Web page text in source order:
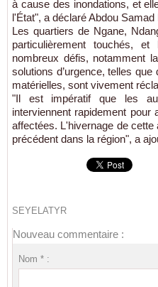
à cause des inondations, et
l'État", a déclaré Abdou Samad
Les quartiers de Ngane,
particulièrement touchés,
nombreux défis, notamment
solutions d’urgence, telles
matérielles, sont vivement
"Il est impératif que les
interviennent rapidement pour
affectées. L'hivernage de
précédent dans la région", a
SEYELATYR
Nouveau commentaire :
Nom * :